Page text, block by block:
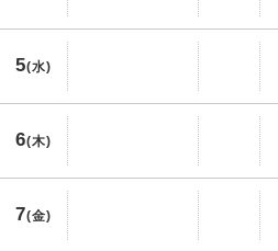
5(水)
6(木)
7(金)